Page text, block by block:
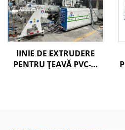
lINIE DE EXTRUDERE
PENTRU ȚEAVĂ PVC-O